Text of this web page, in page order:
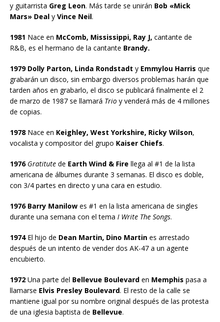
y guitarrista Greg Leon. Más tarde se unirán Bob «Mick
Mars» Deal y Vince Neil.
1981 Nace en McComb, Mississippi, Ray J, cantante de
R&B, es el hermano de la cantante Brandy.
1979 Dolly Parton, Linda Rondstadt y Emmylou Harris que
grabarán un disco, sin embargo diversos problemas harán que
tarden años en grabarlo, el disco se publicará finalmente el 2
de marzo de 1987 se llamará Trio y venderá más de 4 millones
de copias.
1978 Nace en Keighley, West Yorkshire, Ricky Wilson,
vocalista y compositor del grupo Kaiser Chiefs.
1976 Gratitute de Earth Wind & Fire llega al #1 de la lista
americana de álbumes durante 3 semanas. El disco es doble,
con 3/4 partes en directo y una cara en estudio.
1976 Barry Manilow es #1 en la lista americana de singles
durante una semana con el tema I Write The Songs.
1974El hijo de Dean Martin, Dino Martin es arrestado
después de un intento de vender dos AK-47 a un agente
encubierto.
1972 Una parte del Bellevue Boulevard en Memphis pasa a
llamarse Elvis Presley Boulevard. El resto de la calle se
mantiene igual por su nombre original después de las protesta
de una iglesia baptista de Bellevue.